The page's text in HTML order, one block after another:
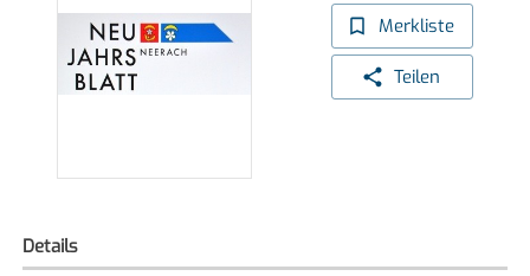
Merkliste
Teilen
Details